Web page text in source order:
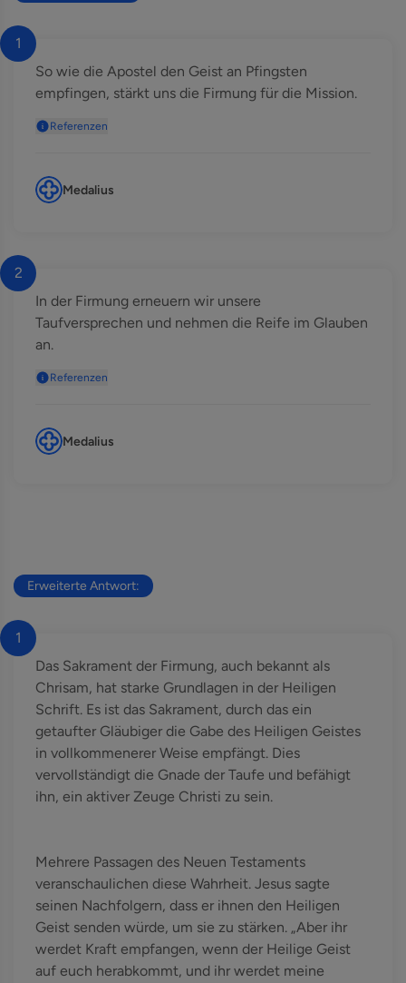
1
So wie die Apostel den Geist an Pfingsten
empfingen, stärkt uns die Firmung für die Mission.
Referenzen
Medalius
2
In der Firmung erneuern wir unsere
Taufversprechen und nehmen die Reife im Glauben
an.
Referenzen
Medalius
Erweiterte Antwort:
1
Das Sakrament der Firmung, auch bekannt als
Chrisam, hat starke Grundlagen in der Heiligen
Schrift. Es ist das Sakrament, durch das ein
getaufter Gläubiger die Gabe des Heiligen Geistes
in vollkommenerer Weise empfängt. Dies
vervollständigt die Gnade der Taufe und befähigt
ihn, ein aktiver Zeuge Christi zu sein.
Mehrere Passagen des Neuen Testaments
veranschaulichen diese Wahrheit. Jesus sagte
seinen Nachfolgern, dass er ihnen den Heiligen
Geist senden würde, um sie zu stärken. „Aber ihr
werdet Kraft empfangen, wenn der Heilige Geist
auf euch herabkommt, und ihr werdet meine